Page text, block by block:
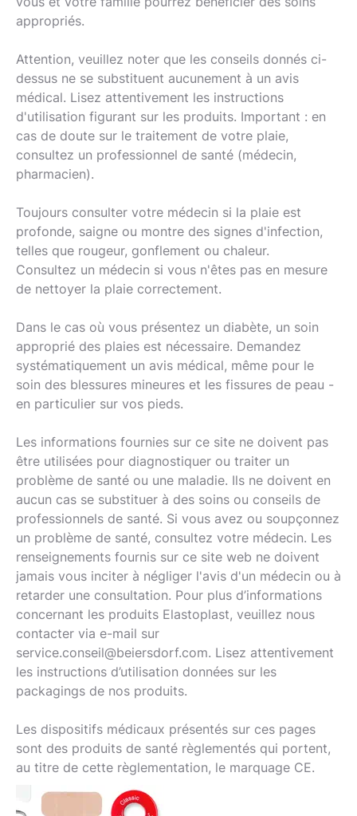
appropriés.
Attention, veuillez noter que les conseils donnés ci-
dessus ne se substituent aucunement à un avis
médical. Lisez attentivement les instructions
d'utilisation figurant sur les produits. Important : en
cas de doute sur le traitement de votre plaie,
consultez un professionnel de santé (médecin,
pharmacien).
Toujours consulter votre médecin si la plaie est
profonde, saigne ou montre des signes d'infection,
telles que rougeur, gonflement ou chaleur.
Consultez un médecin si vous n'êtes pas en mesure
de nettoyer la plaie correctement.
Dans le cas où vous présentez un diabète, un soin
approprié des plaies est nécessaire. Demandez
systématiquement un avis médical, même pour le
soin des blessures mineures et les fissures de peau -
en particulier sur vos pieds.
Les informations fournies sur ce site ne doivent pas
être utilisées pour diagnostiquer ou traiter un
problème de santé ou une maladie. Ils ne doivent en
aucun cas se substituer à des soins ou conseils de
professionnels de santé. Si vous avez ou soupçonnez
un problème de santé, consultez votre médecin. Les
renseignements fournis sur ce site web ne doivent
jamais vous inciter à négliger l'avis d'un médecin ou à
retarder une consultation. Pour plus d’informations
concernant les produits Elastoplast, veuillez nous
contacter via e-mail sur
service.conseil@beiersdorf.com. Lisez attentivement
les instructions d’utilisation données sur les
packagings de nos produits.
Les dispositifs médicaux présentés sur ces pages
sont des produits de santé règlementés qui portent,
au titre de cette règlementation, le marquage CE.